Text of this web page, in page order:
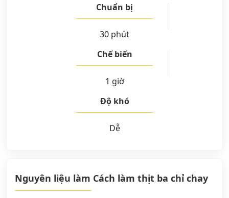
Chuẩn bị
30 phút
Chế biến
1 giờ
Độ khó
Dễ
Nguyên liệu làm Cách làm thịt ba chỉ chay